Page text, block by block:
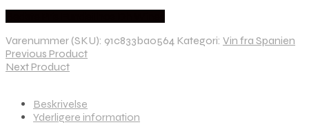
Varenummer (SKU): 91c833ba0564 Kategori: Vin fra Spanien
Previous Product
Next Product
Beskrivelse
Yderligere information